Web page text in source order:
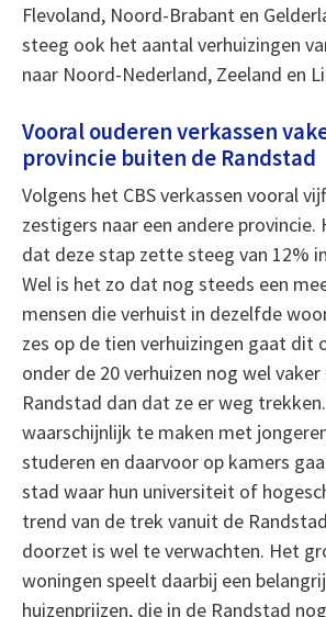
Flevoland, Noord-Brabant en
steeg ook het aantal verhuizingen
naar Noord-Nederland, Zeeland en
Vooral ouderen verkassen
provincie buiten de Randstad
Volgens het CBS verkassen vooral
zestigers naar een andere provincie.
dat deze stap zette steeg van 12%
Wel is het zo dat nog steeds een
mensen die verhuist in dezelfde
zes op de tien verhuizingen gaat dit
onder de 20 verhuizen nog wel vaker
Randstad dan dat ze er weg
waarschijnlijk te maken met
studeren en daarvoor op kamers
stad waar hun universiteit of
trend van de trek vanuit de
doorzet is wel te verwachten. Het
woningen speelt daarbij een
huizenprijzen, die in de Randstad